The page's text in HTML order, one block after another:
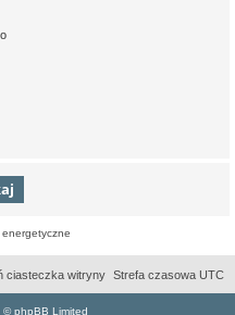
Strefa czasowa UTC
ciasteczka witryny
phpBB Limited